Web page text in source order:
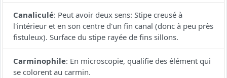
Canaliculé: Peut avoir deux sens: Stipe creusé à
l'intérieur et en son centre d'un fin canal (donc à peu près
fistuleux). Surface du stipe rayée de fins sillons.
Carminophile: En microscopie, qualifie des élément qui
se colorent au carmin.